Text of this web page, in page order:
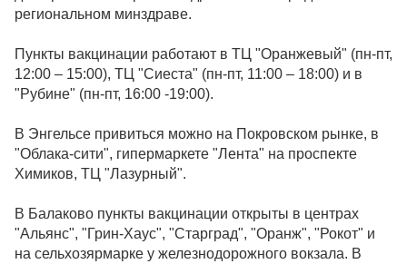
региональном минздраве.
Пункты вакцинации работают в ТЦ "Оранжевый" (пн-пт,
12:00 – 15:00), ТЦ "Сиеста" (пн-пт, 11:00 – 18:00) и в
"Рубине" (пн-пт, 16:00 -19:00).
В Энгельсе привиться можно на Покровском рынке, в
"Облака-сити", гипермаркете "Лента" на проспекте
Химиков, ТЦ "Лазурный".
В Балаково пункты вакцинации открыты в центрах
"Альянс", "Грин-Хаус", "Старград", "Оранж", "Рокот" и
на сельхозярмарке у железнодорожного вокзала. В